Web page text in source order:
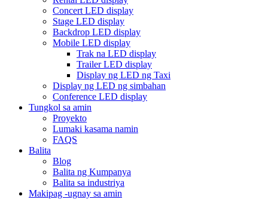
Concert LED display
Stage LED display
Backdrop LED display
Mobile LED display
Trak na LED display
Trailer LED display
Display ng LED ng Taxi
Display ng LED ng simbahan
Conference LED display
Tungkol sa amin
Proyekto
Lumaki kasama namin
FAQS
Balita
Blog
Balita ng Kumpanya
Balita sa industriya
Makipag -ugnay sa amin